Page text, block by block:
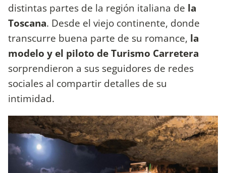
distintas partes de la región italiana de la
Toscana. Desde el viejo continente, donde
transcurre buena parte de su romance, la
modelo y el piloto de Turismo Carretera
sorprendieron a sus seguidores de redes
sociales al compartir detalles de su
intimidad.